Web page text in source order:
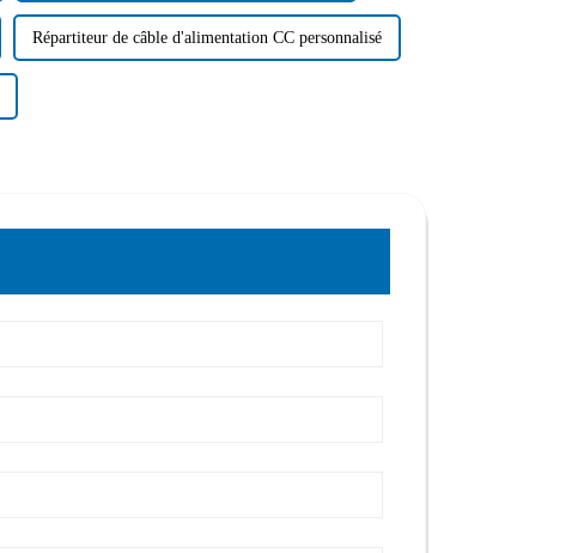
Répartiteur de câble d'alimentation CC personnalisé